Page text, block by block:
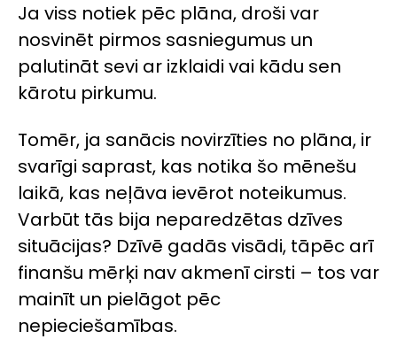
Ja viss notiek pēc plāna, droši var
nosvinēt pirmos sasniegumus un
palutināt sevi ar izklaidi vai kādu sen
kārotu pirkumu.
Tomēr, ja sanācis novirzīties no plāna, ir
svarīgi saprast, kas notika šo mēnešu
laikā, kas neļāva ievērot noteikumus.
Varbūt tās bija neparedzētas dzīves
situācijas? Dzīvē gadās visādi, tāpēc arī
finanšu mērķi nav akmenī cirsti – tos var
mainīt un pielāgot pēc
nepieciešamības.